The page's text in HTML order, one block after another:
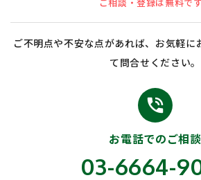
ご不明点や不安な点があれば、お気軽に
て問合せください。
phone_in_talk
お電話でのご相談
03-6664-